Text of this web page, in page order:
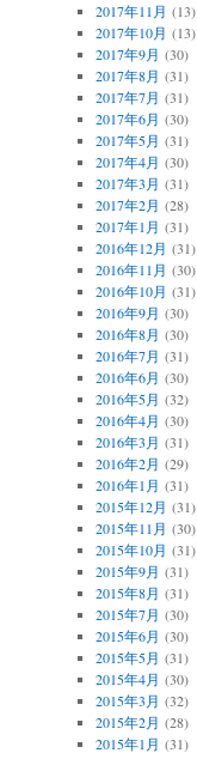
2017年11月 (13)
2017年10月 (13)
2017年9月 (30)
2017年8月 (31)
2017年7月 (31)
2017年6月 (30)
2017年5月 (31)
2017年4月 (30)
2017年3月 (31)
2017年2月 (28)
2017年1月 (31)
2016年12月 (31)
2016年11月 (30)
2016年10月 (31)
2016年9月 (30)
2016年8月 (30)
2016年7月 (31)
2016年6月 (30)
2016年5月 (32)
2016年4月 (30)
2016年3月 (31)
2016年2月 (29)
2016年1月 (31)
2015年12月 (31)
2015年11月 (30)
2015年10月 (31)
2015年9月 (31)
2015年8月 (31)
2015年7月 (30)
2015年6月 (30)
2015年5月 (31)
2015年4月 (30)
2015年3月 (32)
2015年2月 (28)
2015年1月 (31)